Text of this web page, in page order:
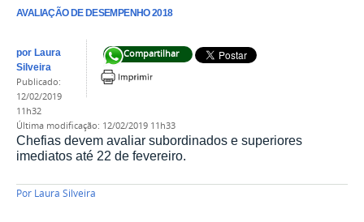
AVALIAÇÃO DE DESEMPENHO 2018
Compartilhar
por Laura
Silveira
publicado:
12/02/2019
11h32
última modificação: 12/02/2019 11h33
Chefias devem avaliar subordinados e superiores
imediatos até 22 de fevereiro.
Por Laura Silveira